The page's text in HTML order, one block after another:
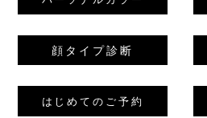
顔タイプ診断
はじめてのご予約